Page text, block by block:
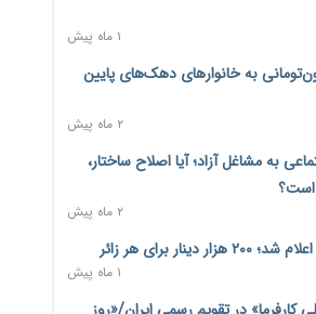
۱ روز پیش
ترمز تولید خودرو کشیده شد؛ افت ۲۵ درصدی تیراژ ایران‌خودرو،
۱ روز پیش
بزرگ خانه‌دار شدن مستأجران
زمینی به راهبرد تأمین کالاهای
۱ روز پیش
۱ ماه پیش
اعتبار ۳۰ میلیون‌تومانی به خانوارهای دهک‌های پایین
۲ ماه پیش
به مشاغل آزاد؛ آیا اصلاح ساختار،
است؟
۲ ماه پیش
۱ ماه پیش